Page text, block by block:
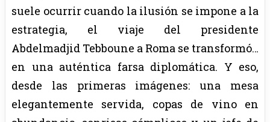
suele ocurrir cuando la ilusión se impone a la
estrategia, el viaje del presidente
Abdelmadjid Tebboune a Roma se transformó…
en una auténtica farsa diplomática. Y eso,
desde las primeras imágenes: una mesa
elegantemente servida, copas de vino en